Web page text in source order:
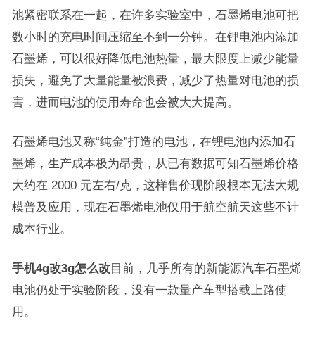
池紧密联系在一起，在许多实验室中，石墨烯电池可把
数小时的充电时间压缩至不到一分钟。在锂电池内添加
石墨烯，可以很好降低电池热量，最大限度上减少能量
损失，避免了大量能量被浪费，减少了热量对电池的损
害，进而电池的使用寿命也会被大大提高。
石墨烯电池又称“纯金”打造的电池，在锂电池内添加石
墨烯，生产成本极为昂贵，从已有数据可知石墨烯价格
大约在 2000 元左右/克，这样售价现阶段根本无法大规
模普及应用，现在石墨烯电池仅用于航空航天这些不计
成本行业。
手机4g改3g怎么改目前，几乎所有的新能源汽车石墨烯
电池仍处于实验阶段，没有一款量产车型搭载上路使
用。